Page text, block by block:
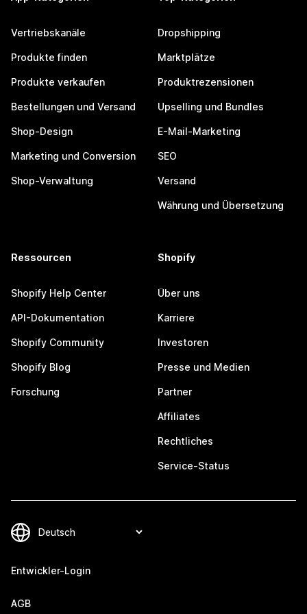
Vertriebskanäle
Produkte finden
Produkte verkaufen
Bestellungen und Versand
Shop-Design
Marketing und Conversion
Shop-Verwaltung
Dropshipping
Marktplätze
Produktrezensionen
Upselling und Bundles
E-Mail-Marketing
SEO
Versand
Währung und Übersetzung
Ressourcen
Shopify Help Center
API-Dokumentation
Shopify Community
Shopify Blog
Forschung
Shopify
Über uns
Karriere
Investoren
Presse und Medien
Partner
Affiliates
Rechtliches
Service-Status
Entwickler-Login
AGB